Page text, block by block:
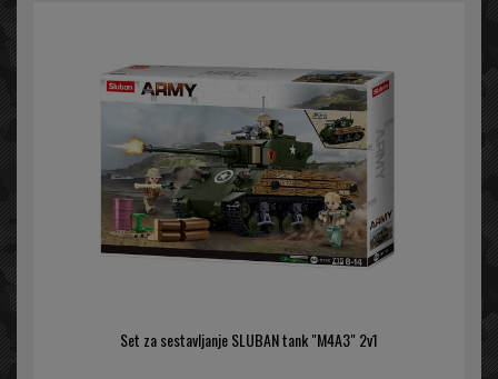
Set za sestavljanje SLUBAN tank "M4A3" 2v1